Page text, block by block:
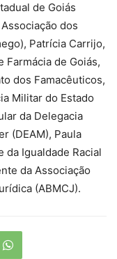
de Goiás
dos
Patrícia Carrijo,
de Goiás,
dos Famacêuticos,
Militar do Estado
da Delegacia
(DEAM), Paula
Igualdade Racial
da Associação
(ABMCJ).